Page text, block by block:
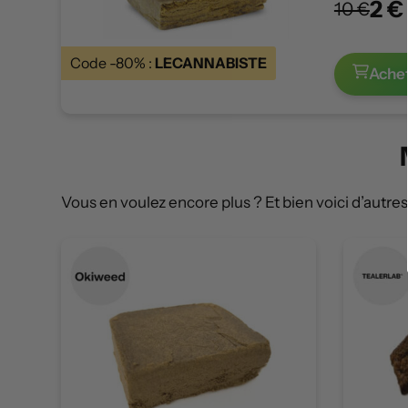
Code -80% : LECANNABISTE
10 €2 €
Vous en voulez encore plus ? Et bien voici d’autres